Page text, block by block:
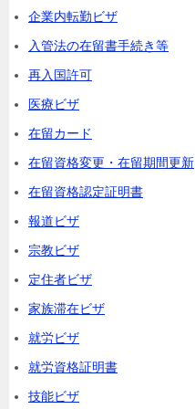
企業内転勤ビザ
入管法の在留書手続き等
再入国許可
医療ビザ
在留カード
在留資格変更・在留期間更新
在留資格認定証明書
報道ビザ
宗教ビザ
定住者ビザ
家族滞在ビザ
就労ビザ
就労資格証明書
技能ビザ